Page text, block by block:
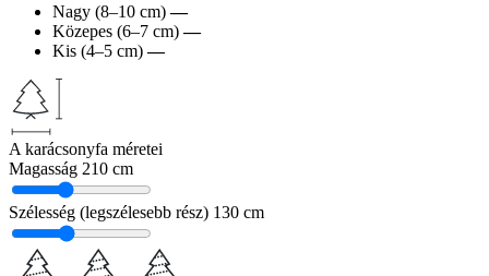
Nagy (8–10 cm) —
Közepes (6–7 cm) —
Kis (4–5 cm) —
A karácsonyfa méretei
Magasság 210 cm
Szélesség (legszélesebb rész) 130 cm